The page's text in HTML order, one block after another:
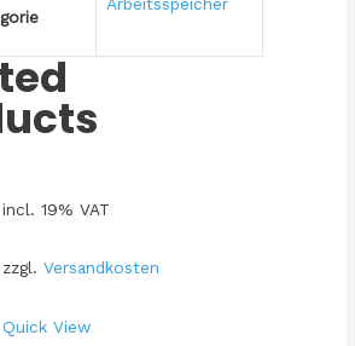
incl. 19% VAT
zzgl. Versandkosten
Quick View